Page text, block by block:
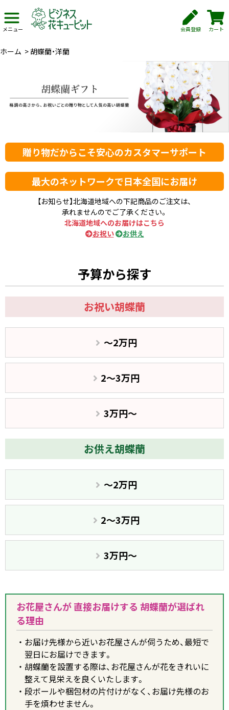
メニュー 会員登録 カート
ホーム >胡蝶蘭・洋蘭
贈り物だからこそ安心のカスタマーサポート
最大のネットワークで日本全国にお届け
【お知らせ】北海道地域への下記商品のご注文は、
承れませんのでご了承ください。
北海道地域へのお届けはこちら
お祝い
お供え
予算から探す
お祝い胡蝶蘭
〜2万円
2〜3万円
3万円〜
お供え胡蝶蘭
〜2万円
2〜3万円
3万円〜
お花屋さんが 直接お届けする 胡蝶蘭が選ばれ
る理由
お届け先様から近いお花屋さんが伺うため、最短で
翌日にお届けできます。
胡蝶蘭を設置する際は、お花屋さんが花をきれいに
整えて見栄えを良くいたします。
段ボールや梱包材の片付けがなく、お届け先様のお
手を煩わせません。